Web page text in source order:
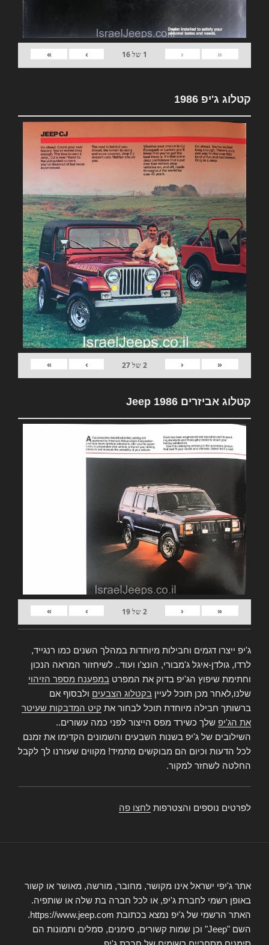
«
‹
1 של16
›
»
קטלוג ג'יפ 1986
«
‹
2של27
›
»
קטלוג אביזרים Jeep 1986
«
‹
2של19
›
»
ג'יפ ייצרו דגמים וחבילות מיוחדות במהלך השנים כמו רנגייד,
לרדו, גולדן-איגל ג'מבורי, הונצ'ו ועוד.. לשיחזור המראה הנכון
וחתימת שיפוץ הג'יפ בדוק את המפרט במפענח מספר הזיהוי
שלנו,לאחר מכן תוכל לעיין בקטלוג הצבעים ולבסוף אם
ברשותך חבילה מיוחדת תוכל לבחור את קיט המדבקות שעיטר
את הג'יפ שלך כשירד מפס הייצור לפני כמה עשורים..
השילובים של ג'יפ בשנות השבעים והשמונים הקדימו את זמנם
לכל הדעות וכיום הם מבוקשים מתמיד! מקווים שעזרנו לך לקבל
החלטה לשחזר למקור.
לפרטים נוספים והצטרפות לחצו פה
אתר ג'יפי ישראל אינו מקושר, מחובר, מורשה, מאושר או קשור
באופן רשמי לחברת ג'יפ, או לכל חברה בת שלה או שותפיה.
האתר הרשמי של ג'יפ נמצא בכתובת https://www.jeep.com.
השם "Jeep" וכן שמות קשורים, סימנים, סמלים ותמונות הם